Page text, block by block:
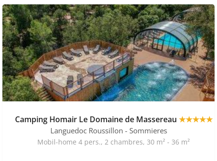
Camping Homair Le Domaine de Massereau ★★★★★
Languedoc Roussillon - Sommieres
Mobil-home 4 pers., 2 chambres, 30 m² - 36 m²